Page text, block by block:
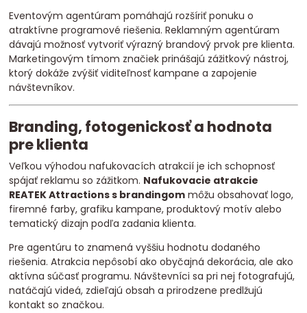
Eventovým agentúram pomáhajú rozšíriť ponuku o
atraktívne programové riešenia. Reklamným agentúram
dávajú možnosť vytvoriť výrazný brandový prvok pre klienta.
Marketingovým tímom značiek prinášajú zážitkový nástroj,
ktorý dokáže zvýšiť viditeľnosť kampane a zapojenie
návštevníkov.
Branding, fotogenickosť a hodnota
pre klienta
Veľkou výhodou nafukovacích atrakcií je ich schopnosť
spájať reklamu so zážitkom. Nafukovacie atrakcie
REATEK Attractions s brandingom môžu obsahovať logo,
firemné farby, grafiku kampane, produktový motív alebo
tematický dizajn podľa zadania klienta.
Pre agentúru to znamená vyššiu hodnotu dodaného
riešenia. Atrakcia nepôsobí ako obyčajná dekorácia, ale ako
aktívna súčasť programu. Návštevníci sa pri nej fotografujú,
natáčajú videá, zdieľajú obsah a prirodzene predlžujú
kontakt so značkou.